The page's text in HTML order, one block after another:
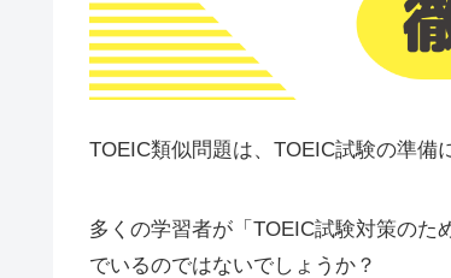
TOEIC類似問題は、TOEIC試験の準備
多くの学習者が「TOEIC試験対策のた
でいるのではないでしょうか？